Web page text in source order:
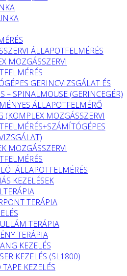
ÁLLAPOTFELMÉRÉS
MOZGÁSSZERVI
GERINCVIZSGÁLAT ÉS
– SPINALMOUSE (GERINCEGÉR)
ÁLLAPOTFELMÉRŐ
(KOMPLEX MOZGÁSSZERVI
MOZGÁSSZERVI
ÁLLAPOTFELMÉRÉS
KEZELÉSEK
TERÁPIA
TERÁPIA
TERÁPIA
KEZELÉS
KEZELÉS (SL1800)
KEZELÉS